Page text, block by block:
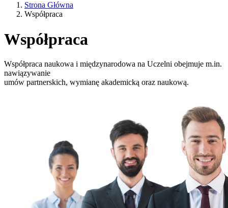
Strona Główna
Współpraca
Współpraca
Współpraca naukowa i międzynarodowa na Uczelni obejmuje m.in.
nawiązywanie
umów partnerskich, wymianę akademicką oraz naukową.